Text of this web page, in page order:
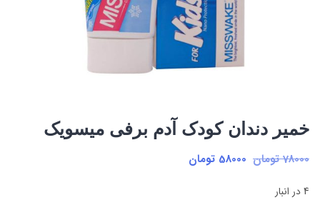
خمیر دندان کودک آدم برفی میسویک
78000 تومان قیمت
58000 تومان
4 در انبار